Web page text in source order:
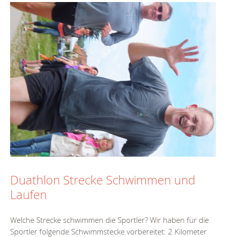
Duathlon Strecke Schwimmen und
Laufen
Welche Strecke schwimmen die Sportler? Wir haben für die
Sportler folgende Schwimmstecke vorbereitet: 2 Kilometer